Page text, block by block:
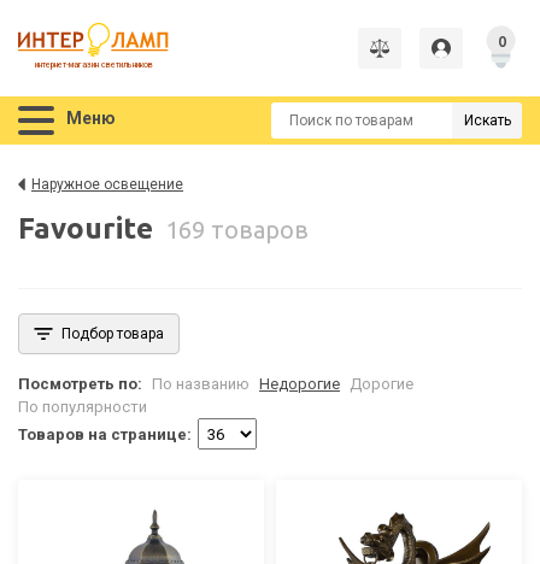
интернет-магазин светильников
0
Меню Искать
Наружное освещение
Favourite 169 товаров
Подбор товара
Посмотреть по: По названию Недорогие Дорогие
По популярности
Товаров на странице: